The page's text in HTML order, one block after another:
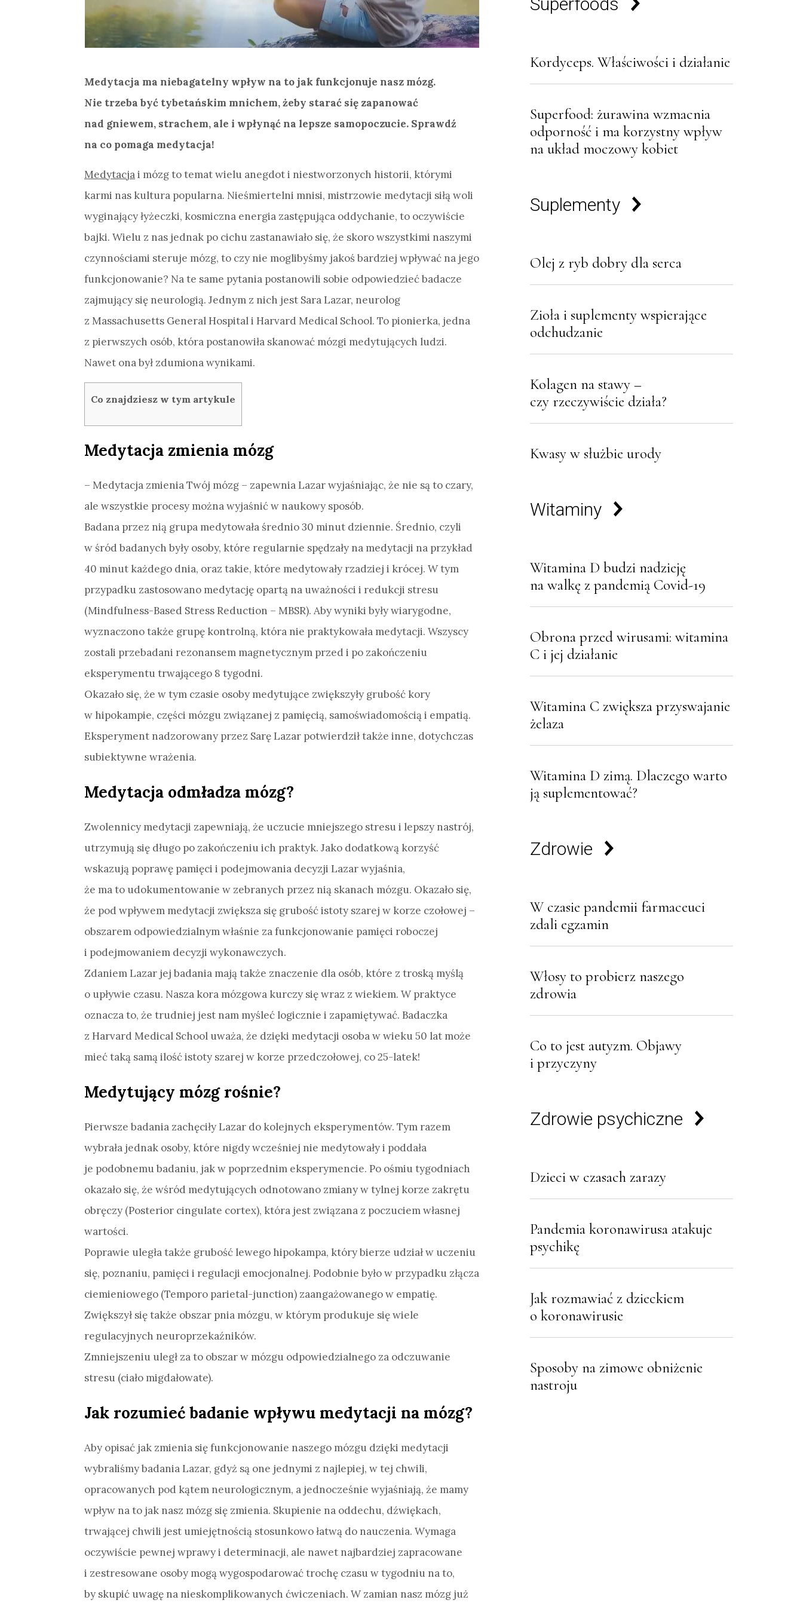
Medytacja ma niebagatelny wpływ na to jak funkcjonuje nasz mózg.
Nie trzeba być tybetańskim mnichem, żeby starać się zapanować
nad gniewem, strachem, ale i wpłynąć na lepsze samopoczucie. Sprawdź
na co pomaga medytacja!
Medytacjai mózg to temat wielu anegdot i niestworzonych historii, którymi
karmi nas kultura popularna. Nieśmiertelni mnisi, mistrzowie medytacji siłą woli
wyginający łyżeczki, kosmiczna energia zastępująca oddychanie, to oczywiście
bajki. Wielu z nas jednak po cichu zastanawiało się, że skoro wszystkimi naszymi
czynnościami steruje mózg, to czy nie moglibyśmy jakoś bardziej wpływać na jego
funkcjonowanie? Na te same pytania postanowili sobie odpowiedzieć badacze
zajmujący się neurologią. Jednym z nich jest Sara Lazar, neurolog
z Massachusetts General Hospital i Harvard Medical School. To pionierka, jedna
z pierwszych osób, która postanowiła skanować mózgi medytujących ludzi.
Nawet ona był zdumiona wynikami.
Co znajdziesz w tym artykule
Medytacja zmienia mózg
– Medytacja zmienia Twój mózg – zapewnia Lazar wyjaśniając, że nie są to czary,
ale wszystkie procesy można wyjaśnić w naukowy sposób.
Badana przez nią grupa medytowała średnio 30 minut dziennie. Średnio, czyli
w śród badanych były osoby, które regularnie spędzały na medytacji na przykład
40 minut każdego dnia, oraz takie, które medytowały rzadziej i krócej. W tym
przypadku zastosowano medytację opartą na uważności i redukcji stresu
(Mindfulness-Based Stress Reduction – MBSR). Aby wyniki były wiarygodne,
wyznaczono także grupę kontrolną, która nie praktykowała medytacji. Wszyscy
zostali przebadani rezonansem magnetycznym przed i po zakończeniu
eksperymentu trwającego 8 tygodni.
Okazało się, że w tym czasie osoby medytujące zwiększyły grubość kory
w hipokampie, części mózgu związanej z pamięcią, samoświadomością i empatią.
Eksperyment nadzorowany przez Sarę Lazar potwierdził także inne, dotychczas
subiektywne wrażenia.
Medytacja odmładza mózg?
Zwolennicy medytacji zapewniają, że uczucie mniejszego stresu i lepszy nastrój,
utrzymują się długo po zakończeniu ich praktyk. Jako dodatkową korzyść
wskazują poprawę pamięci i podejmowania decyzji Lazar wyjaśnia,
że ma to udokumentowanie w zebranych przez nią skanach mózgu. Okazało się,
że pod wpływem medytacji zwiększa się grubość istoty szarej w korze czołowej –
obszarem odpowiedzialnym właśnie za funkcjonowanie pamięci roboczej
i podejmowaniem decyzji wykonawczych.
Zdaniem Lazar jej badania mają także znaczenie dla osób, które z troską myślą
o upływie czasu. Nasza kora mózgowa kurczy się wraz z wiekiem. W praktyce
oznacza to, że trudniej jest nam myśleć logicznie i zapamiętywać. Badaczka
z Harvard Medical School uważa, że dzięki medytacji osoba w wieku 50 lat może
mieć taką samą ilość istoty szarej w korze przedczołowej, co 25-latek!
Medytujący mózg rośnie?
Pierwsze badania zachęciły Lazar do kolejnych eksperymentów. Tym razem
wybrała jednak osoby, które nigdy wcześniej nie medytowały i poddała
je podobnemu badaniu, jak w poprzednim eksperymencie. Po ośmiu tygodniach
okazało się, że wśród medytujących odnotowano zmiany w tylnej korze zakrętu
obręczy (Posterior cingulate cortex), która jest związana z poczuciem własnej
wartości.
Poprawie uległa także grubość lewego hipokampa, który bierze udział w uczeniu
się, poznaniu, pamięci i regulacji emocjonalnej. Podobnie było w przypadku złącza
ciemieniowego (Temporo parietal-junction) zaangażowanego w empatię.
Zwiększył się także obszar pnia mózgu, w którym produkuje się wiele
regulacyjnych neuroprzekaźników.
Zmniejszeniu uległ za to obszar w mózgu odpowiedzialnego za odczuwanie
stresu (ciało migdałowate).
Jak rozumieć badanie wpływu medytacji na mózg?
Aby opisać jak zmienia się funkcjonowanie naszego mózgu dzięki medytacji
wybraliśmy badania Lazar, gdyż są one jednymi z najlepiej, w tej chwili,
opracowanych pod kątem neurologicznym, a jednocześnie wyjaśniają, że mamy
wpływ na to jak nasz mózg się zmienia. Skupienie na oddechu, dźwiękach,
trwającej chwili jest umiejętnością stosunkowo łatwą do nauczenia. Wymaga
oczywiście pewnej wprawy i determinacji, ale nawet najbardziej zapracowane
i zestresowane osoby mogą wygospodarować trochę czasu w tygodniu na to,
by skupić uwagę na nieskomplikowanych ćwiczeniach. W zamian nasz mózg już
Kordyceps. Właściwości i działanie
Superfood: żurawina wzmacnia
odporność i ma korzystny wpływ
na układ moczowy kobiet
Suplementy
Olej z ryb dobry dla serca
Zioła i suplementy wspierające
odchudzanie
Kolagen na stawy –
czy rzeczywiście działa?
Kwasy w służbie urody
Witaminy
Witamina D budzi nadzieję
na walkę z pandemią Covid-19
Obrona przed wirusami: witamina
C i jej działanie
Witamina C zwiększa przyswajanie
żelaza
Witamina D zimą. Dlaczego warto
ją suplementować?
Zdrowie
W czasie pandemii farmaceuci
zdali egzamin
Włosy to probierz naszego
zdrowia
Co to jest autyzm. Objawy
i przyczyny
Zdrowie psychiczne
Dzieci w czasach zarazy
Pandemia koronawirusa atakuje
psychikę
Jak rozmawiać z dzieckiem
o koronawirusie
Sposoby na zimowe obniżenie
nastroju